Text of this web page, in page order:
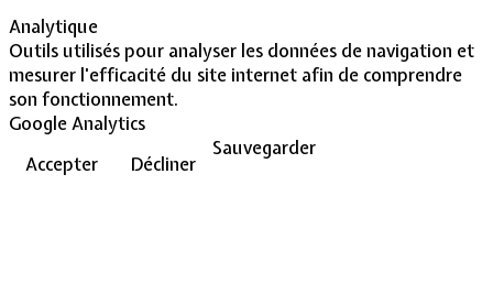
Analytique
Outils utilisés pour analyser les données de navigation et
mesurer l'efficacité du site internet afin de comprendre
son fonctionnement.
Google Analytics
Accepter
Décliner
Sauvegarder